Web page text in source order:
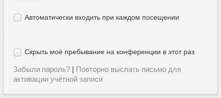
Автоматически входить при каждом посещении
Скрыть моё пребывание на конференции в этот раз
Забыли пароль? | Повторно выслать письмо для
активации учётной записи